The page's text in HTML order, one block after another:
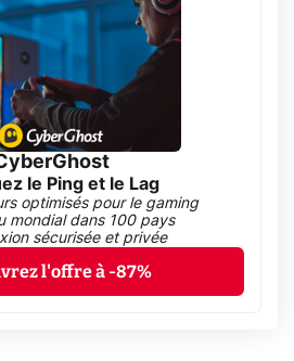
le Ping et le Lag
optimisés pour le gaming
mondial dans 100 pays
sécurisée et privée
l'offre à -87%